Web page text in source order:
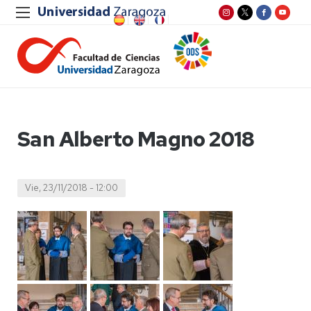
San Alberto Magno 2018
Vie, 23/11/2018 - 12:00